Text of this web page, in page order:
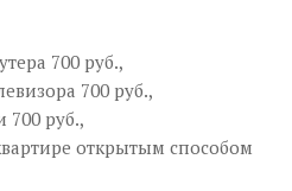
700 руб.,
700 руб.,
руб.,
открытым способом